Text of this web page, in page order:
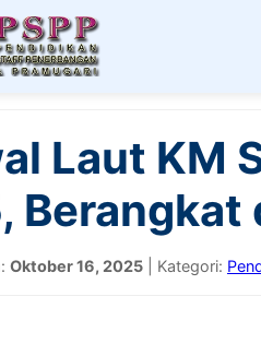
Laut KM
Berangkat
Oktober 16, 2025 | Kategori: